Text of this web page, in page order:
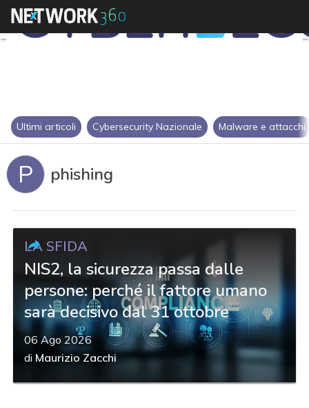
Ultimi articoli Cybersecurity Nazionale Malware e attacchi
P phishing
LA SFIDA
NIS2, la sicurezza passa dalle
persone: perché il fattore umano
sarà decisivo dal 31 ottobre
06 Ago 2026
di Maurizio Zacchi